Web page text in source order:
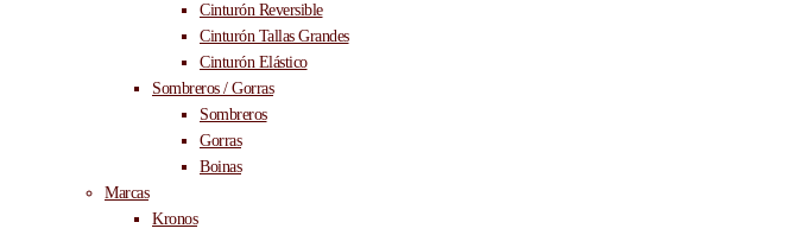
Cinturón Reversible
Cinturón Tallas Grandes
Cinturón Elástico
Sombreros / Gorras
Sombreros
Gorras
Boinas
Marcas
Kronos